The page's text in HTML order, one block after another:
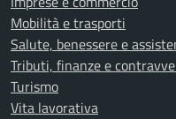
Mobilità e trasporti
Salute, benessere e
Tributi, finanze e
Turismo
Vita lavorativa